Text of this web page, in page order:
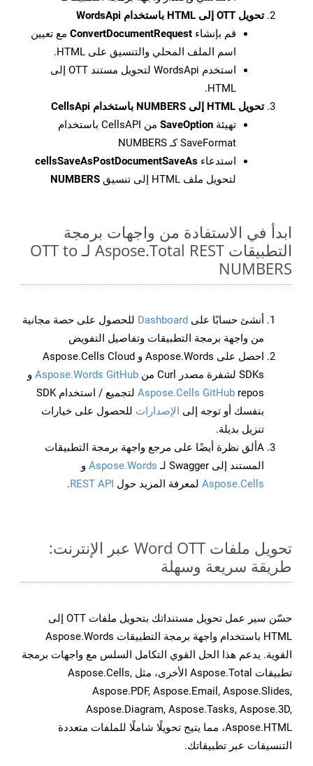
تحويل OTT إلى HTML باستخدام WordsApi
قم بإنشاء ConvertDocumentRequest مع تعيين
اسم الملف المحلي والتنسيق على HTML.
استخدم WordsApi لتحويل مستند OTT إلى
HTML.
تحويل HTML إلى NUMBERS باستخدام CellsApi
تهيئة SaveOption
من CellsAPI باستخدام
SaveFormat كـ NUMBERS
استدعاء cellsSaveAsPostDocumentSaveAs
لتحويل ملف HTML إلى تنسيق
NUMBERS
ابدأ في الاستفادة من واجهات برمجة
التطبيقات Aspose.Total REST لـ OTT to
NUMBERS
أنشئ حسابًا على Dashboard للحصول على حصة مجانية
من واجهة برمجة التطبيقات وتفاصيل التفويض
احصل على Aspose.Words و Aspose.Cells Cloud
SDKs لشفرة مصدر Curl من
Aspose.Words GitHub و
Aspose.Cells GitHub
repos لتجميع / استخدام SDK
بنفسك أو توجه إلى الإصدارات للحصول على خيارات
تنزيل بديلة.
Aألق نظرة أيضًا على مرجع واجهة برمجة التطبيقات
المستند إلى Swagger لـ
Aspose.Words و
Aspose.Cells لمعرفة المزيد حول REST API
.
تحويل ملفات Word OTT عبر الإنترنت:
طريقة سريعة وسهلة
حسّن سير عمل تحويل مستنداتك بتحويل ملفات OTT إلى
HTML باستخدام واجهة برمجة التطبيقات Aspose.Words
القوية. يدعم هذا الحل القوي التكامل السلس مع واجهات برمجة
تطبيقات Aspose.Total الأخرى، مثل Aspose.Cells,
Aspose.PDF, Aspose.Email, Aspose.Slides,
Aspose.Diagram, Aspose.Tasks, Aspose.3D,
Aspose.HTML، مما يتيح تحويلًا شاملًا للملفات متعددة
التنسيقات عبر تطبيقاتك.